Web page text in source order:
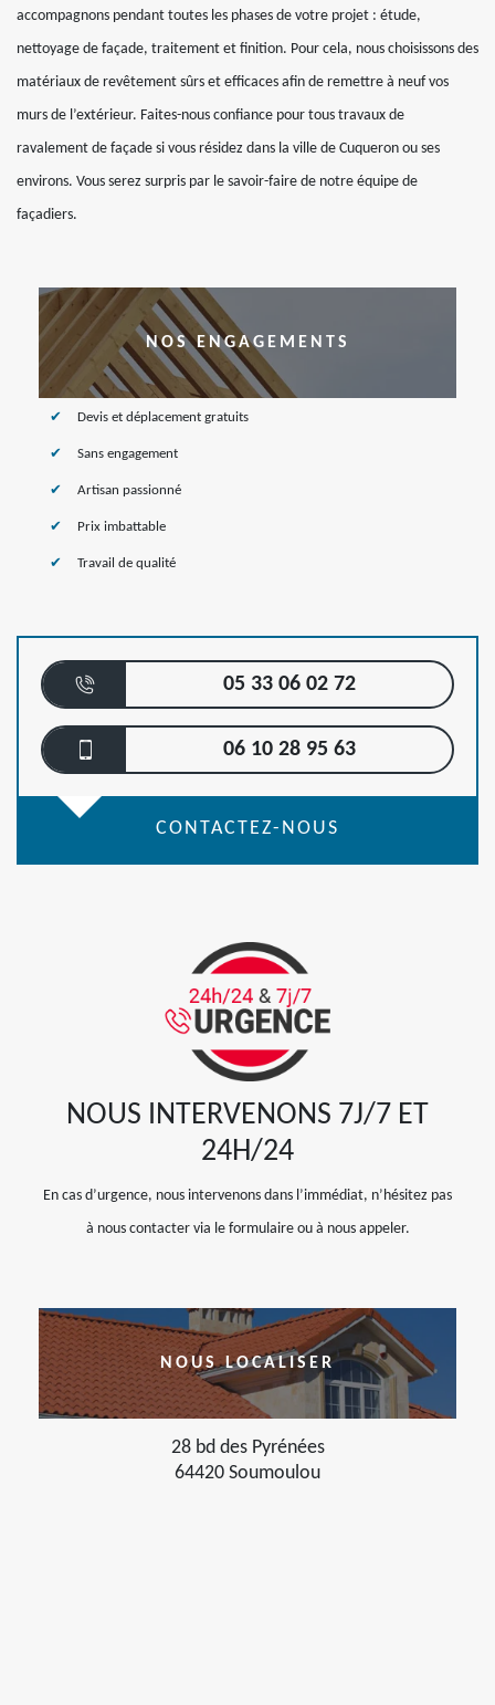
accompagnons pendant toutes les phases de votre projet : étude,
nettoyage de façade, traitement et finition. Pour cela, nous choisissons des
matériaux de revêtement sûrs et efficaces afin de remettre à neuf vos
murs de l’extérieur. Faites-nous confiance pour tous travaux de
ravalement de façade si vous résidez dans la ville de Cuqueron ou ses
environs. Vous serez surpris par le savoir-faire de notre équipe de
façadiers.
NOS ENGAGEMENTS
Devis et déplacement gratuits
Sans engagement
Artisan passionné
Prix imbattable
Travail de qualité
05 33 06 02 72
06 10 28 95 63
CONTACTEZ-NOUS
NOUS INTERVENONS 7J/7 ET
24H/24
En cas d’urgence, nous intervenons dans l’immédiat, n’hésitez pas
à nous contacter via le formulaire ou à nous appeler.
NOUS LOCALISER
28 bd des Pyrénées
64420 Soumoulou